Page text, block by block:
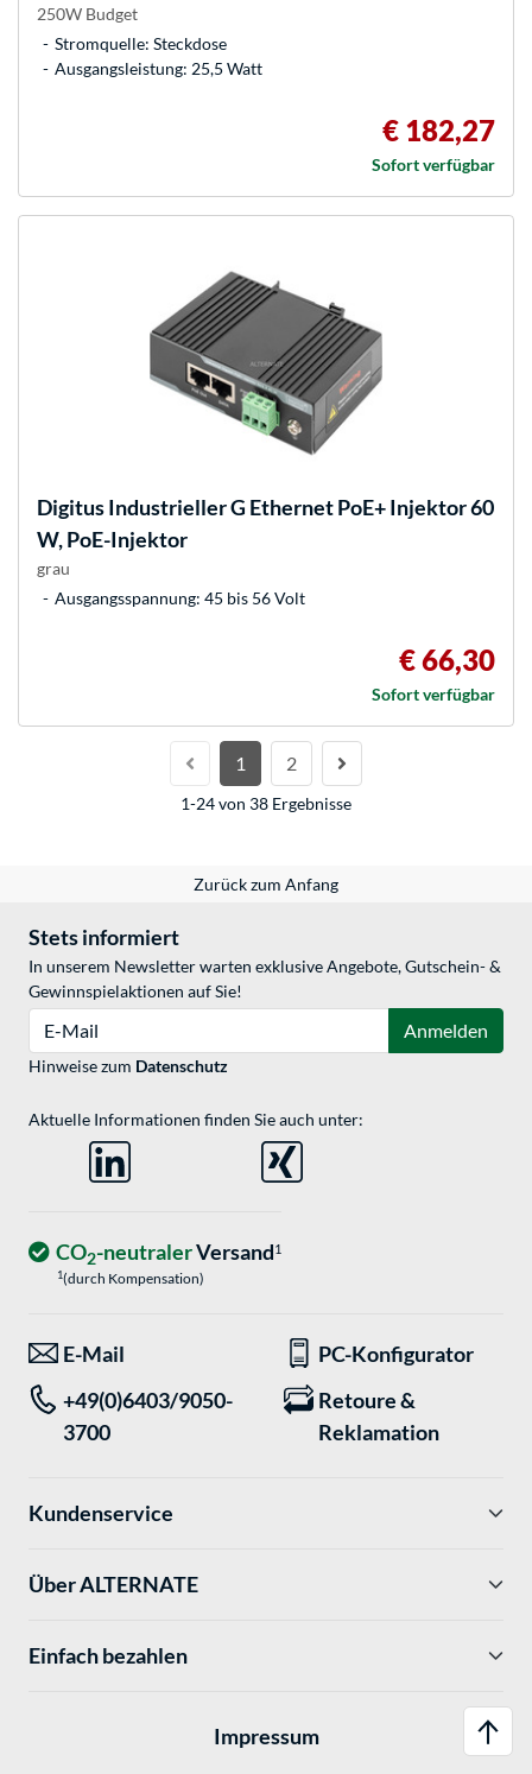
250W Budget
Stromquelle: Steckdose
Ausgangsleistung: 25,5 Watt
€ 182,27
Sofort verfügbar
DigitusIndustrieller G Ethernet PoE+ Injektor 60
W, PoE-Injektor
grau
Ausgangsspannung: 45 bis 56 Volt
€ 66,30
Sofort verfügbar
1 2
1-24 von 38 Ergebnisse
Zurück zum Anfang
Stets informiert
In unserem Newsletter warten exklusive Angebote, Gutschein- &
Gewinnspielaktionen auf Sie!
Anmelden
Hinweise zum Datenschutz
Aktuelle Informationen finden Sie auch unter:
CO2-neutralerVersand1
1(durch Kompensation)
E-Mail
PC-Konfigurator
+49(0)6403/9050-
3700
Retoure &
Reklamation
Kundenservice
Über ALTERNATE
Einfach bezahlen
Impressum